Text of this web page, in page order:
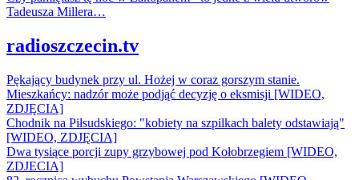
Tadeusza Millera…
radioszczecin.tv
Pękający budynek przy ul. Hożej w coraz gorszym stanie.
Mieszkańcy: nadzór może podjąć decyzję o eksmisji [WIDEO,
ZDJĘCIA]
Chodnik na Piłsudskiego: "kobiety na szpilkach balety odstawiają"
[WIDEO, ZDJĘCIA]
Dwa tysiące porcji zupy grzybowej pod Kołobrzegiem [WIDEO,
ZDJECIA]